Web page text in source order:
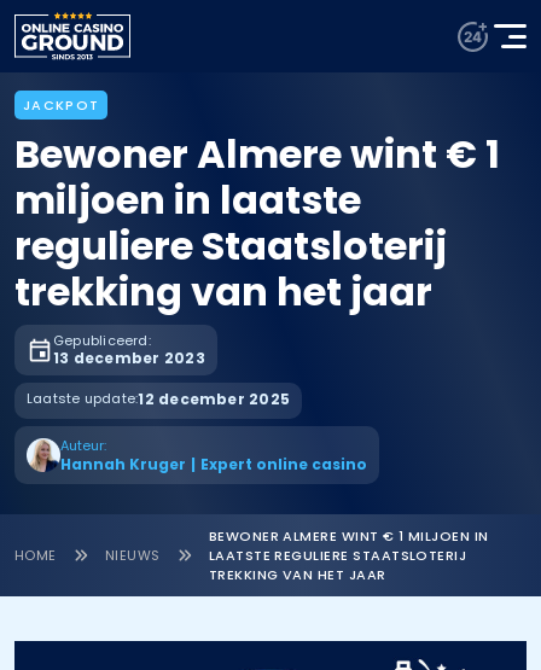
JACKPOT
Bewoner Almere wint € 1
miljoen in laatste
reguliere Staatsloterij
trekking van het jaar
Gepubliceerd:
13 december 2023
Laatste update:12 december 2025
Auteur:
Hannah Kruger | Expert online casino
HOME NIEUWS
BEWONER ALMERE WINT € 1 MILJOEN IN
LAATSTE REGULIERE STAATSLOTERIJ
TREKKING VAN HET JAAR